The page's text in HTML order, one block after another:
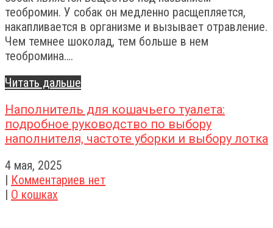
теобромин. У собак он медленно расщепляется,
накапливается в организме и вызывает отравление.
Чем темнее шоколад, тем больше в нем
теобромина….
Читать дальше
Наполнитель для кошачьего туалета:
подробное руководство по выбору
наполнителя, частоте уборки и выбору лотка
4 мая, 2025
| Комментариев нет
| О кошках